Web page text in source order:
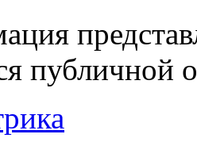
публичной